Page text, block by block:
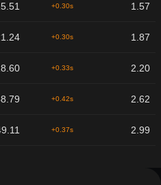
+0.30s 1.57
+0.30s 1.87
+0.33s 2.20
+0.42s 2.62
+0.37s 2.99